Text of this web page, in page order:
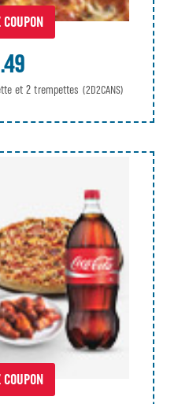
COUPON
et 2 trempettes (2D2CANS)
COUPON